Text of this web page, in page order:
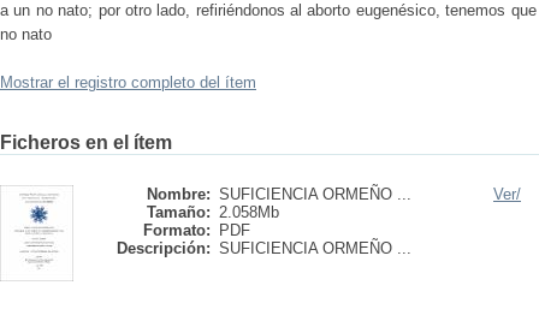
a un no nato; por otro lado, refiriéndonos al aborto eugenésico, tenemos
no nato
Mostrar el registro completo del ítem
Ficheros en el ítem
Nombre: SUFICIENCIA ORMEÑO ...
Tamaño: 2.058Mb
Formato:
PDF
Descripción: SUFICIENCIA ORMEÑO ...
Ver/